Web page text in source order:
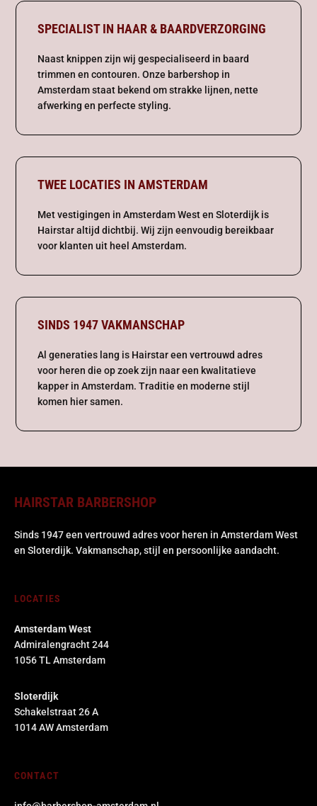
SPECIALIST IN HAAR & BAARDVERZORGING
Naast knippen zijn wij gespecialiseerd in baard
trimmen en contouren. Onze barbershop in
Amsterdam staat bekend om strakke lijnen, nette
afwerking en perfecte styling.
TWEE LOCATIES IN AMSTERDAM
Met vestigingen in Amsterdam West en Sloterdijk is
Hairstar altijd dichtbij. Wij zijn eenvoudig bereikbaar
voor klanten uit heel Amsterdam.
SINDS 1947 VAKMANSCHAP
Al generaties lang is Hairstar een vertrouwd adres
voor heren die op zoek zijn naar een kwalitatieve
kapper in Amsterdam. Traditie en moderne stijl
komen hier samen.
HAIRSTAR BARBERSHOP
Sinds 1947 een vertrouwd adres voor heren in Amsterdam West
en Sloterdijk. Vakmanschap, stijl en persoonlijke aandacht.
LOCATIES
Amsterdam West
Admiralengracht 244
1056 TL Amsterdam
Sloterdijk
Schakelstraat 26 A
1014 AW Amsterdam
CONTACT